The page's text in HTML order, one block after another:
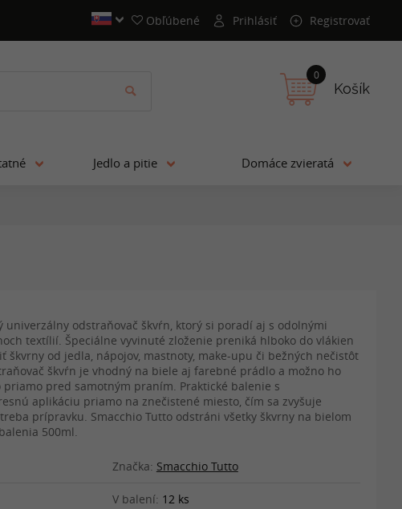
Obľúbené Prihlásiť Registrovať
0
Košík
Jedlo a pitie Domáce zvieratá
univerzálny odstraňovač škvŕn, ktorý si poradí aj s odolnými
textílií. Špeciálne vyvinuté zloženie preniká hlboko do vlákien
škvrny od jedla, nápojov, mastnoty, make-upu či bežných nečistôt
škvŕn je vhodný na biele aj farebné prádlo a možno ho
pred samotným praním. Praktické balenie s
aplikáciu priamo na znečistené miesto, čím sa zvyšuje
prípravku. Smacchio Tutto odstráni všetky škvrny na bielom
500ml.
Značka: Smacchio Tutto
V balení: 12 ks